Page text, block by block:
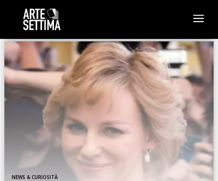
a
NEWS & CURIOSITÀ